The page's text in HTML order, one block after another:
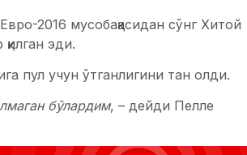
2016 мусобақасидан сўнг Хитой
эди.
пул учун ўтганлигини тан олди.
бўлардим, – дейди Пелле